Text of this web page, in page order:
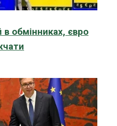
обмінниках, євро